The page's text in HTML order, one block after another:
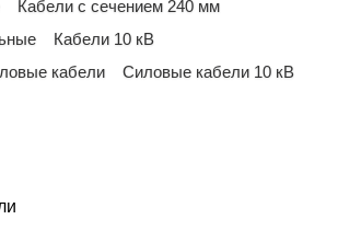
Кабели с сечением 240 мм
Кабели 10 кВ
кабели
Силовые кабели 10 кВ